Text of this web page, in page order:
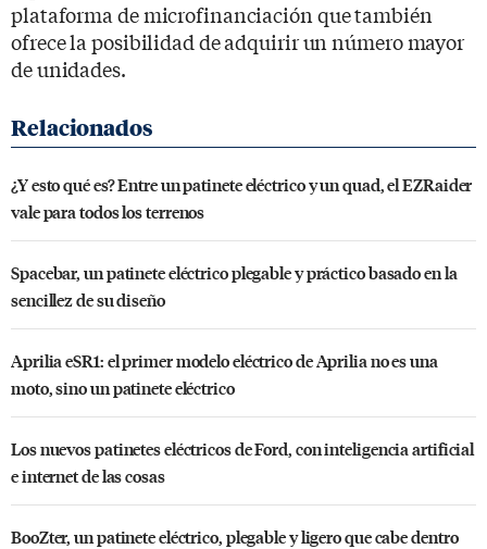
plataforma de microfinanciación que también
ofrece la posibilidad de adquirir un número mayor
de unidades.
¿Y esto qué es? Entre un patinete eléctrico y un quad, el EZRaider
vale para todos los terrenos
Spacebar, un patinete eléctrico plegable y práctico basado en la
sencillez de su diseño
Aprilia eSR1: el primer modelo eléctrico de Aprilia no es una
moto, sino un patinete eléctrico
Los nuevos patinetes eléctricos de Ford, con inteligencia artificial
e internet de las cosas
BooZter, un patinete eléctrico, plegable y ligero que cabe dentro